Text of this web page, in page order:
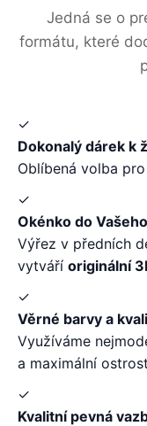
Jedná se o
formátu, které
✓
Dokonalý dárek k
Oblíbená volba
✓
Okénko do
Výřez v předních
vytváří originální
✓
Věrné barvy a
Využíváme
a maximální
✓
Kvalitní pevná